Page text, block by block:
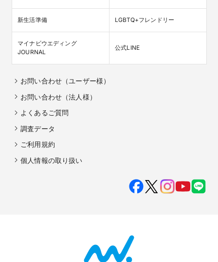
新生活準備 LGBTQ+フレンドリー
マイナビウエディング
JOURNAL
公式LINE
お問い合わせ（ユーザー様）
お問い合わせ（法人様）
よくあるご質問
調査データ
ご利用規約
個人情報の取り扱い